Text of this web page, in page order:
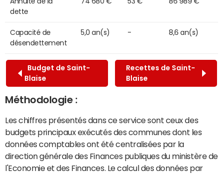
dette
Capacité de
désendettement
5,0 an(s) - 8,6 an(s)
Budget de Saint-
Blaise
Recettes de Saint-
Blaise
Méthodologie :
Les chiffres présentés dans ce service sont ceux des
budgets principaux exécutés des communes dont les
données comptables ont été centralisées par la
direction générale des Finances publiques du ministère de
l'Economie et des Finances. Le calcul des données par